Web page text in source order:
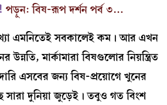
পড়ুন: বিষ-রূপ দর্শন পর্ব ৩…
এমনিতেই সবকালেই কম। আর এখন
মার্কামারা বিষগুলোর নিয়ন্ত্রিত
এসবের জন্য বিষ-প্রয়োগে খুনের
দুনিয়া জুড়েই। তবুও গত বিংশ